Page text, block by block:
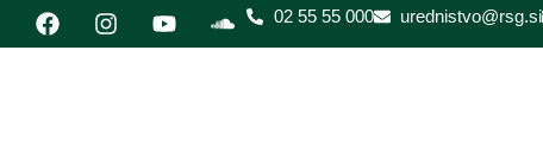
02 55 55 000 urednistvo@rsg.si